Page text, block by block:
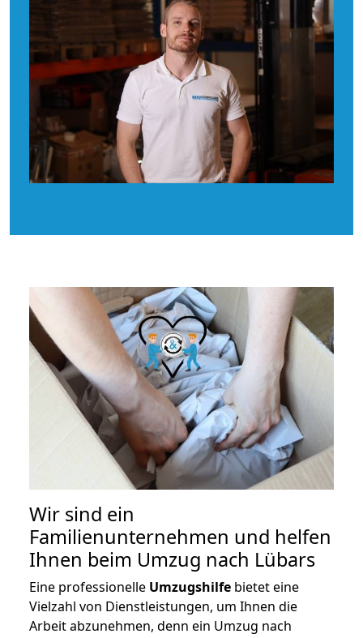
Wir sind ein
Familienunternehmen und helfen
Ihnen beim Umzug nach Lübars
Eine professionelle Umzugshilfe bietet eine
Vielzahl von Dienstleistungen, um Ihnen die
Arbeit abzunehmen, denn ein Umzug nach